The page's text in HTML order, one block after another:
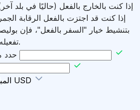
إذا كنت بالخارج بالفعل (حاليًا في بلد
إذا كنت قد اجتزت بالفعل الرقابة
بتنشيط خيار "السفر بالفعل"، فإن
تفعيله بعد 48 ساعة من الدفع.
حدد
35 000 USD